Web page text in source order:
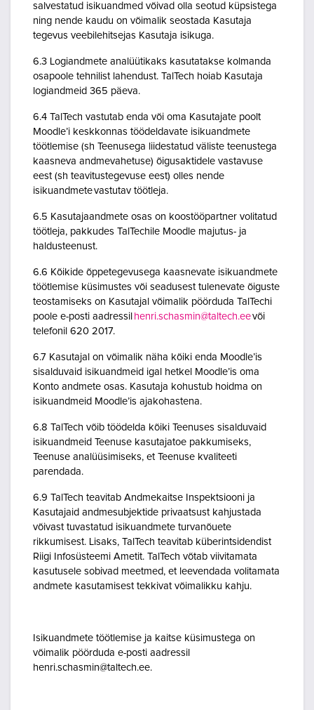
salvestatud isikuandmed võivad olla seotud küpsistega
ning nende kaudu on võimalik seostada Kasutaja
tegevus veebilehitsejas Kasutaja isikuga.
6.3 Logiandmete analüütikaks kasutatakse kolmanda
osapoole tehnilist lahendust. TalTech hoiab Kasutaja
logiandmeid 365 päeva.
6.4 TalTech vastutab enda või oma Kasutajate poolt
Moodle’i keskkonnas töödeldavate isikuandmete
töötlemise (sh Teenusega liidestatud väliste teenustega
kaasneva andmevahetuse) õigusaktidele vastavuse
eest (sh teavitustegevuse eest) olles nende
isikuandmete vastutav töötleja.
6.5 Kasutajaandmete osas on koostööpartner volitatud
töötleja, pakkudes TalTechile Moodle majutus- ja
haldusteenust.
6.6 Kõikide õppetegevusega kaasnevate isikuandmete
töötlemise küsimustes või seadusest tulenevate õiguste
teostamiseks on Kasutajal võimalik pöörduda TalTechi
poole e-posti aadressil henri.schasmin@taltech.eevõi
telefonil 620 2017.
6.7 Kasutajal on võimalik näha kõiki enda Moodle’is
sisalduvaid isikuandmeid igal hetkel Moodle’is oma
Konto andmete osas. Kasutaja kohustub hoidma on
isikuandmeid Moodle’is ajakohastena.
6.8 TalTech võib töödelda kõiki Teenuses sisalduvaid
isikuandmeid Teenuse kasutajatoe pakkumiseks,
Teenuse analüüsimiseks, et Teenuse kvaliteeti
parendada.
6.9 TalTech teavitab Andmekaitse Inspektsiooni ja
Kasutajaid andmesubjektide privaatsust kahjustada
võivast tuvastatud isikuandmete turvanõuete
rikkumisest. Lisaks, TalTech teavitab küberintsidendist
Riigi Infosüsteemi Ametit. TalTech võtab viivitamata
kasutusele sobivad meetmed, et leevendada volitamata
andmete kasutamisest tekkivat võimalikku kahju.
Isikuandmete töötlemise ja kaitse küsimustega on
võimalik pöörduda e-posti aadressil
henri.schasmin@taltech.ee.